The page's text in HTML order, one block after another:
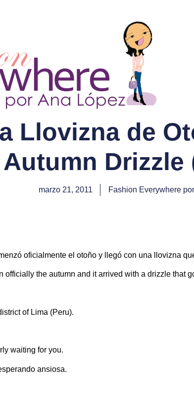
Llovizna de
Drizzle
marzo 21, 2011 Fashion Everywhere
oficialmente el otoño y llegó con una llovizna
officially the autumn and it arrived with a drizzle that
of Lima (Peru).
waiting for you.
ansiosa.